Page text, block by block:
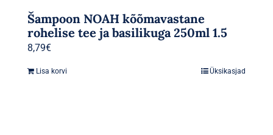
Šampoon NOAH kõõmavastane
rohelise tee ja basilikuga 250ml 1.5
8,79€
Lisa korvi Üksikasjad